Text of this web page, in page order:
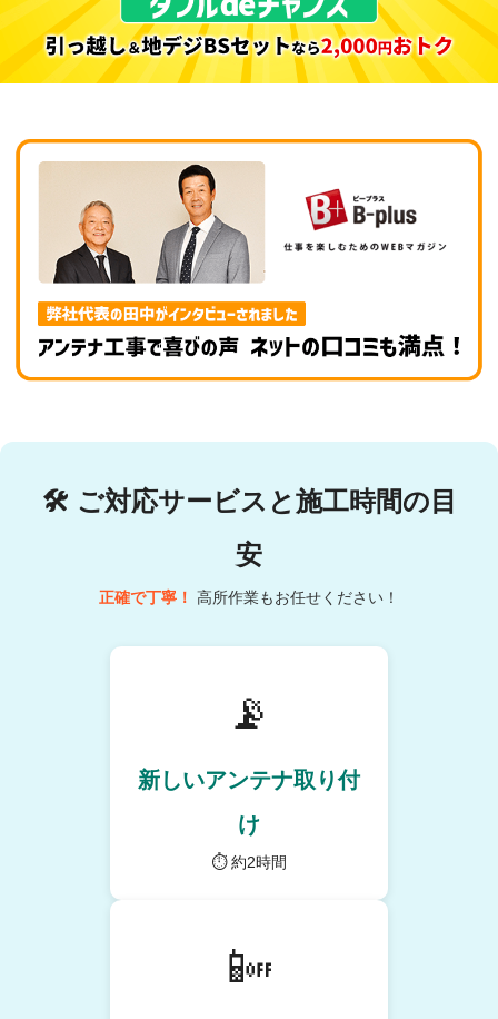
🛠 ご対応サービスと施工時間の目
安
正確で丁寧！ 高所作業もお任せください！
📡
新しいアンテナ取り付
け
⏱ 約2時間
📴